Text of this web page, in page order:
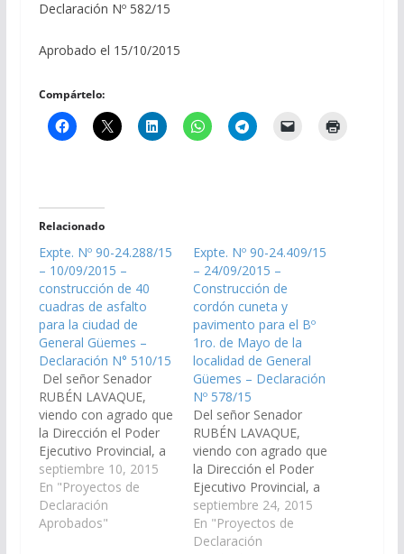
Declaración Nº 582/15
Aprobado el 15/10/2015
Compártelo:
Relacionado
Expte. Nº 90-24.288/15
– 10/09/2015 –
construcción de 40
cuadras de asfalto
para la ciudad de
General Güemes –
Declaración N° 510/15
Del señor Senador
RUBÉN LAVAQUE,
viendo con agrado que
la Dirección el Poder
Ejecutivo Provincial, a
través de la Secretaria
de Obras Publicas del
Ministerio de
Economía,
septiembre 10, 2015
En "Proyectos de
Declaración
Aprobados"
Expte. Nº 90-24.409/15
– 24/09/2015 –
Construcción de
cordón cuneta y
pavimento para el Bº
1ro. de Mayo de la
localidad de General
Güemes – Declaración
Nº 578/15
Del señor Senador
RUBÉN LAVAQUE,
viendo con agrado que
la Dirección el Poder
Ejecutivo Provincial, a
través de la Secretaria
de Obras Publicas del
Ministerio de
septiembre 24, 2015
En "Proyectos de
Declaración